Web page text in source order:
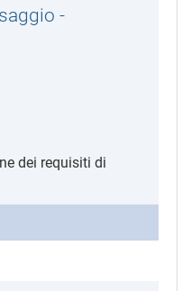
-
dei requisiti di